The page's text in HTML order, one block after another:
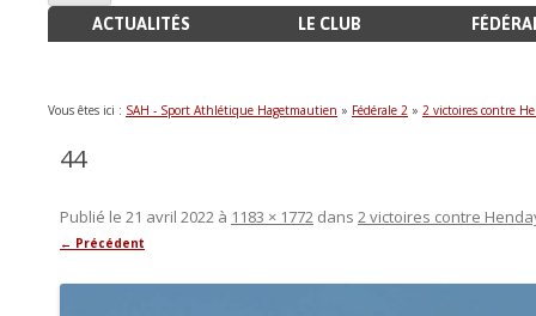
contenu
ACTUALITÉS LE CLUB
Vous êtes ici : SAH - Sport Athlétique Hagetmautien » Fédérale 2 » 2 victoires contre
44
Publié le 21 avril 2022 à 1183 × 1772 dans 2 victoires contre
← Précédent